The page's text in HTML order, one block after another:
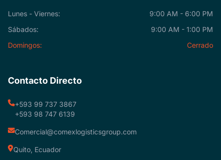
Lunes - Viernes:
9:00 AM - 6:00 PM
Sábados:
9:00 AM - 1:00 PM
Domingos:
Cerrado
Contacto Directo
+593 99 737 3867
+593 98 747 6139
Comercial@comexlogisticsgroup.com
Quito, Ecuador